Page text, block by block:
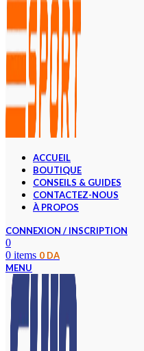
ACCUEIL
BOUTIQUE
CONSEILS & GUIDES
CONTACTEZ-NOUS
À PROPOS
CONNEXION / INSCRIPTION
0
0 items 0 DA
MENU